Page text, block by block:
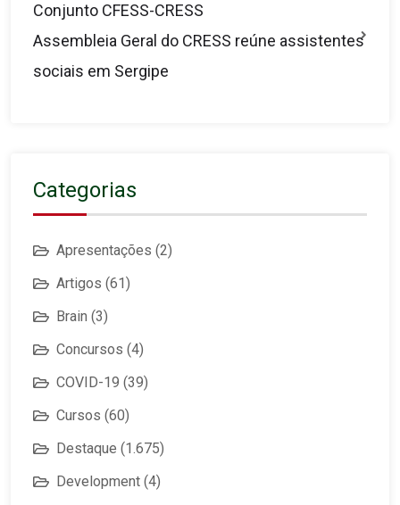
Conjunto CFESS-CRESS
Assembleia Geral do CRESS reúne assistentes
sociais em Sergipe
Categorias
Apresentações (2)
Artigos (61)
Brain (3)
Concursos (4)
COVID-19 (39)
Cursos (60)
Destaque (1.675)
Development (4)